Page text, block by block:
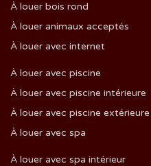
À louer bois rond
À louer animaux acceptés
À louer avec internet
À louer avec piscine
À louer avec piscine intérieure
À louer avec piscine extérieure
À louer avec spa
À louer avec spa intérieur